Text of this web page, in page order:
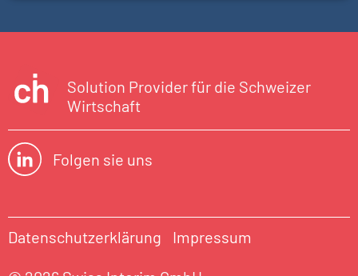
Solution Provider für die Schweizer
Wirtschaft
Folgen sie uns
Datenschutzerklärung Impressum